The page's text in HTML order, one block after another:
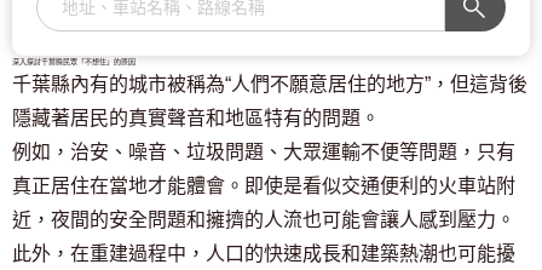
深入探討千葉縣民眾「不想住」的原因
千葉縣內有的城市被稱為“人們不願意居住的地方”，但這背後
隱藏著居民的真實聲音和地區特有的問題。
例如，治安、噪音、垃圾問題、大眾運輸不便等問題，只有
真正居住在當地才能體會。即使是看似交通便利的火車站附
近，夜間的安全問題和擁擠的人流也可能會讓人感到壓力。
此外，在重建過程中，人口的快速成長和建築熱潮也可能擾